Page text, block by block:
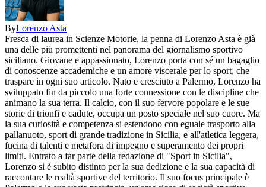
ByLorenzo Asta
Fresca di laurea in Scienze Motorie, la penna di Lorenzo Asta è già
una delle più promettenti nel panorama del giornalismo sportivo
siciliano. Giovane e appassionato, Lorenzo porta con sé un bagaglio
di conoscenze accademiche e un amore viscerale per lo sport, che
traspare in ogni suo articolo. Nato e cresciuto a Palermo, Lorenzo ha
sviluppato fin da piccolo una forte connessione con le discipline che
animano la sua terra. Il calcio, con il suo fervore popolare e le sue
storie di trionfi e cadute, occupa un posto speciale nel suo cuore. Ma
la sua curiosità e competenza si estendono con eguale trasporto alla
pallanuoto, sport di grande tradizione in Sicilia, e all'atletica leggera,
fucina di talenti e metafora di impegno e superamento dei propri
limiti. Entrato a far parte della redazione di "Sport in Sicilia",
Lorenzo si è subito distinto per la sua dedizione e la sua capacità di
raccontare le realtà sportive del territorio. Il suo focus principale è